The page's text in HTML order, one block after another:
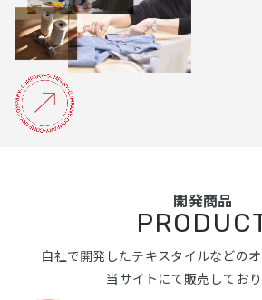
開発商品
自社で開発したテキスタイルなどのオ
当サイトにて販売しており